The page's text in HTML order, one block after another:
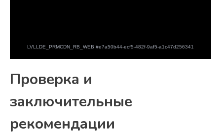
Проверка и
заключительные
рекомендации